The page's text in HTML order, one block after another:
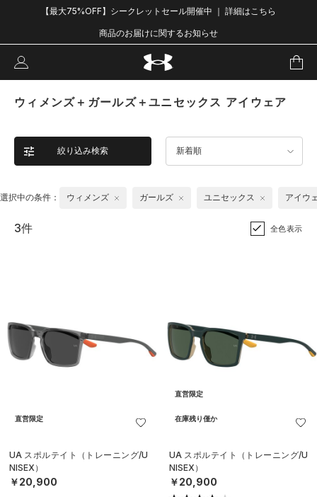
【最大75%OFF】シークレットセール開催中 ｜ 詳細はこちら
商品のお届けに関するお知らせ
ウィメンズ＋ガールズ＋ユニセックス アイウェア
絞り込み検索 新着順
選択中の条件： ウィメンズ ガールズ ユニセックス アイウ
3件 全色表示
直営限定
UA スポルテイト（トレーニング/U
NISEX）
￥20,900
直営限定
在庫残り僅か
UA スポルテイト（トレーニング/U
NISEX）
￥20,900